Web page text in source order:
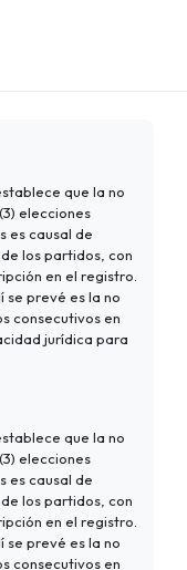
que la no
elecciones
es causal de
los partidos, con
en el registro.
se prevé es la no
consecutivos en
jurídica para
que la no
elecciones
es causal de
los partidos, con
en el registro.
se prevé es la no
consecutivos en